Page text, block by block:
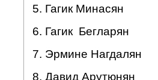
5. Гагик Минасян
6. Гагик Бегларян
7. Эрмине Нагдалян
8. Давид Арутюнян